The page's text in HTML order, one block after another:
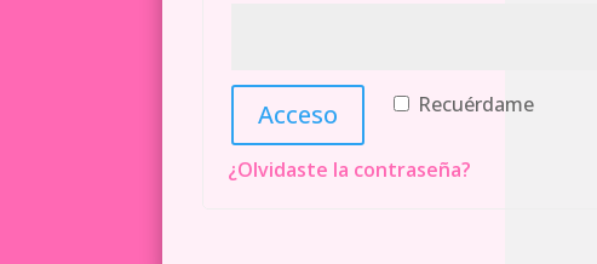
Recuérdame
Acceso
¿Olvidaste la contraseña?